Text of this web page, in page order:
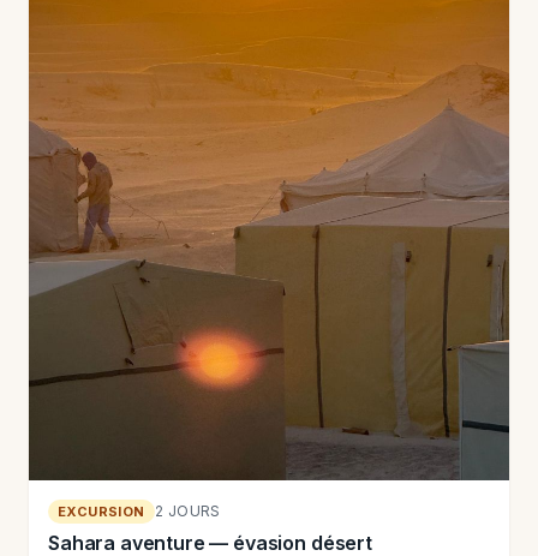
EXCURSION 2 JOURS
Sahara aventure — évasion désert